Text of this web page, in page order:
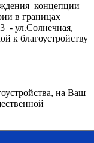
концепции
в границах
- ул.Солнечная,
к благоустройству
на Ваш